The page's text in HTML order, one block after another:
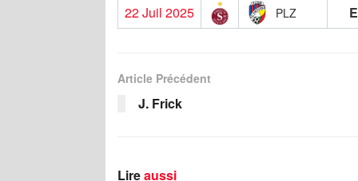
22 Juil 2025 PLZ E
Article Précédent
J. Frick
Lireaussi